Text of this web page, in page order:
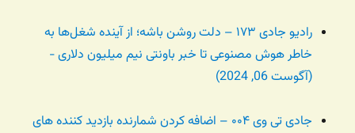
رادیو جادی ۱۷۳ – دلت روشن باشه؛ از آینده شغل‌ها به
خاطر هوش مصنوعی تا خبر باونتی نیم میلیون دلاری -
(آگوست 06, 2024)
جادی تی وی ۰۰۴ – اضافه کردن شمارنده بازدید کننده های